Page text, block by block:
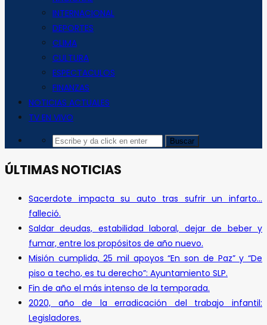
INTERNACIONAL
DEPORTES
CLIMA
CULTURA
ESPECTACULOS
FINANZAS
NOTICIAS ACTUALES
TV EN VIVO
ÚLTIMAS NOTICIAS
Sacerdote impacta su auto tras sufrir un infarto…
falleció.
Saldar deudas, estabilidad laboral, dejar de beber y
fumar, entre los propósitos de año nuevo.
Misión cumplida, 25 mil apoyos “En son de Paz” y “De
piso a techo, es tu derecho”: Ayuntamiento SLP.
Fin de año el más intenso de la temporada.
2020, año de la erradicación del trabajo infantil:
Legisladores.